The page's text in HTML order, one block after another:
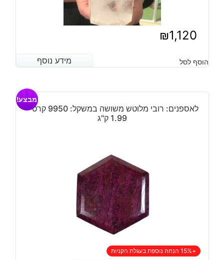
₪1,120
מידע נוסף הוסף לסל מידע נוסף
לאספנים: רובי מלוטש משושה במשקל: 9950 קרט –
1.99 ק"ג
מבצע!
+15% הנחה נוספת בעגלת הקניות